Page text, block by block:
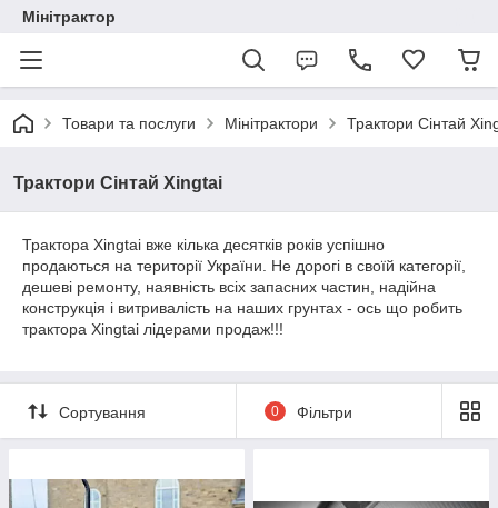
Мінітрактор
Товари та послуги Мінітрактори Трактори Сінтай
Трактори Сінтай Xingtai
Трактора Xingtai вже кілька десятків років успішно
продаються на території України. Не дорогі в своїй категорії,
дешеві ремонту, наявність всіх запасних частин, надійна
конструкція і витривалість на наших грунтах - ось що робить
трактора Xingtai лідерами продаж!!!
Сортування 0 Фільтри